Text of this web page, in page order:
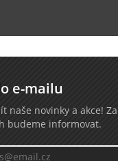
e-mailu
naše novinky a akce!
budeme informovat.